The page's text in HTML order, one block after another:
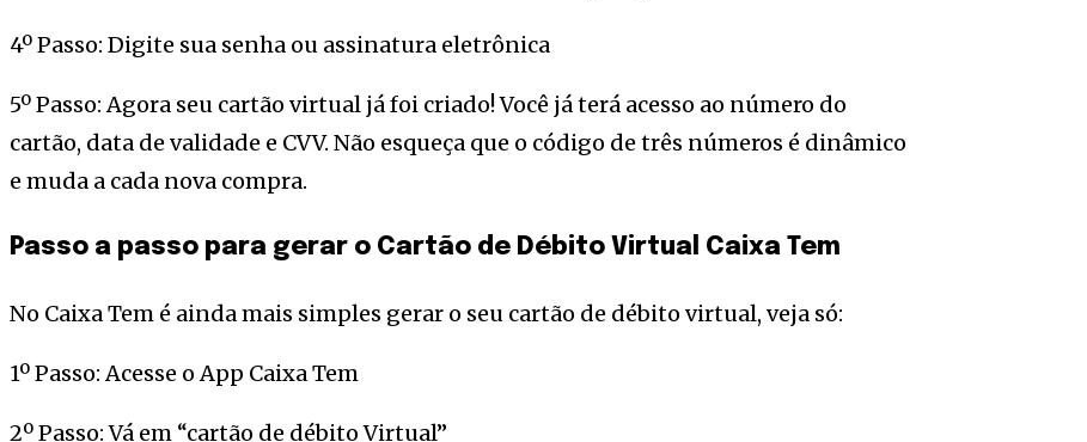
4º Passo: Digite sua senha ou assinatura eletrônica
5º Passo: Agora seu cartão virtual já foi criado! Você já terá acesso ao número do
cartão, data de validade e CVV. Não esqueça que o código de três números é dinâmico
e muda a cada nova compra.
Passo a passo para gerar o Cartão de Débito Virtual Caixa Tem
No Caixa Tem é ainda mais simples gerar o seu cartão de débito virtual, veja só:
1º Passo: Acesse o App Caixa Tem
2º Passo: Vá em “cartão de débito Virtual”